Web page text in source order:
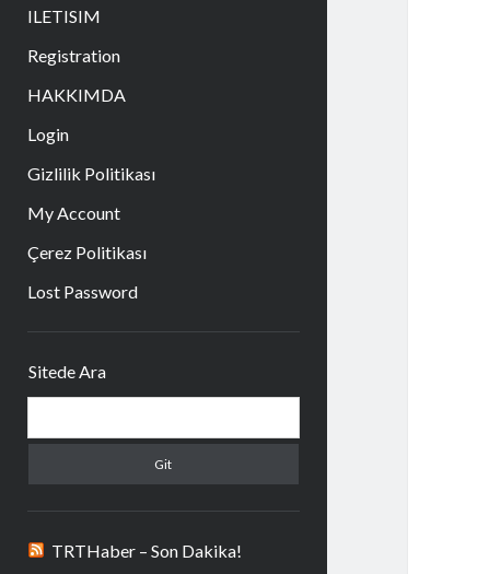
ILETISIM
Registration
HAKKIMDA
Login
Gizlilik Politikası
My Account
Çerez Politikası
Lost Password
Menü
Sitede Ara
TRTHaber – Son Dakika!